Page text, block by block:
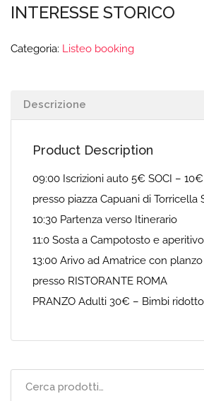
INTERESSE STORICO
Categoria: Listeo booking
Descrizione
Product Description
09:00 Iscrizioni auto 5€ SOCI –
presso piazza Capuani di Torricella
10:30 Partenza verso Itinerario
11:0 Sosta a Campotosto e
13:00 Arivo ad Amatrice con
presso RISTORANTE ROMA
PRANZO Adulti 30€ – Bimbi ridotto